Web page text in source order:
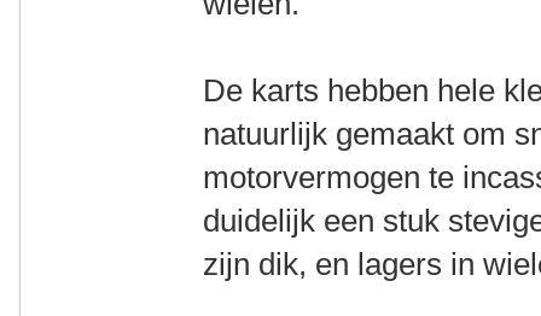
De karts hebben hele
natuurlijk gemaakt om
motorvermogen te
duidelijk een stuk
zijn dik, en lagers in